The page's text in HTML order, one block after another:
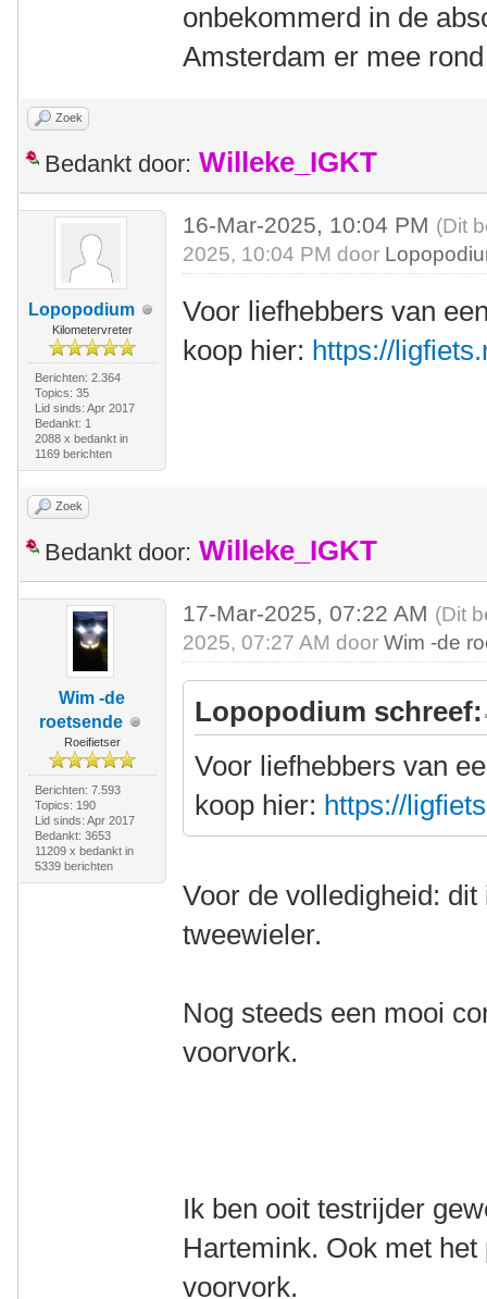
onbekommerd in de
Amsterdam er mee
Zoek
Bedankt door: Willeke_IGKT
Lopopodium
Kilometervreter
Berichten: 2.364
Topics: 35
Lid sinds: Apr 2017
Bedankt: 1
2088 x bedankt in
1169 berichten
16-Mar-2025, 10:04 PM (Dit
2025, 10:04 PM door
Voor liefhebbers van
koop hier: https://
Zoek
Bedankt door: Willeke_IGKT
Wim -de
roetsende
Roeifietser
Berichten: 7.593
Topics: 190
Lid sinds: Apr 2017
Bedankt: 3653
11209 x bedankt in
5339 berichten
17-Mar-2025, 07:22 AM (Dit
2025, 07:27 AM doorWim -de
Lopopodium schreef:
Voor liefhebbers van
koop hier: https://
Voor de volledigheid:
tweewieler.
Nog steeds een mooi
voorvork.
Ik ben ooit testrijder
Hartemink. Ook met
voorvork.